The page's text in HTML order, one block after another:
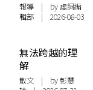
報導 | by 虛詞編
輯部 | 2026-08-03
無法跨越的理
解
散文 | by 彭慧